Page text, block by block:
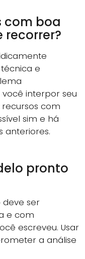
com boa
e
interpor seu
recursos com
sim e há
anteriores.
pronto
deve ser
e com
escreveu. Usar
a análise